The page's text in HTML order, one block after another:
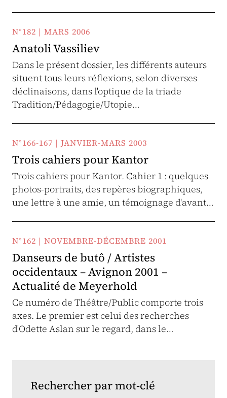
N°182 | MARS 2006
Anatoli Vassiliev
Dans le présent dossier, les différents auteurs
situent tous leurs réflexions, selon diverses
déclinaisons, dans l'optique de la triade
Tradition/Pédagogie/Utopie…
N°166-167 | JANVIER-MARS 2003
Trois cahiers pour Kantor
Trois cahiers pour Kantor. Cahier 1 : quelques
photos-portraits, des repères biographiques,
une lettre à une amie, un témoignage d'avant…
N°162 | NOVEMBRE-DÉCEMBRE 2001
Danseurs de butô / Artistes
occidentaux – Avignon 2001 –
Actualité de Meyerhold
Ce numéro de Théâtre/Public comporte trois
axes. Le premier est celui des recherches
d'Odette Aslan sur le regard, dans le…
Rechercher par mot-clé